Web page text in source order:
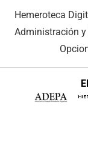
Hemeroteca
Administración